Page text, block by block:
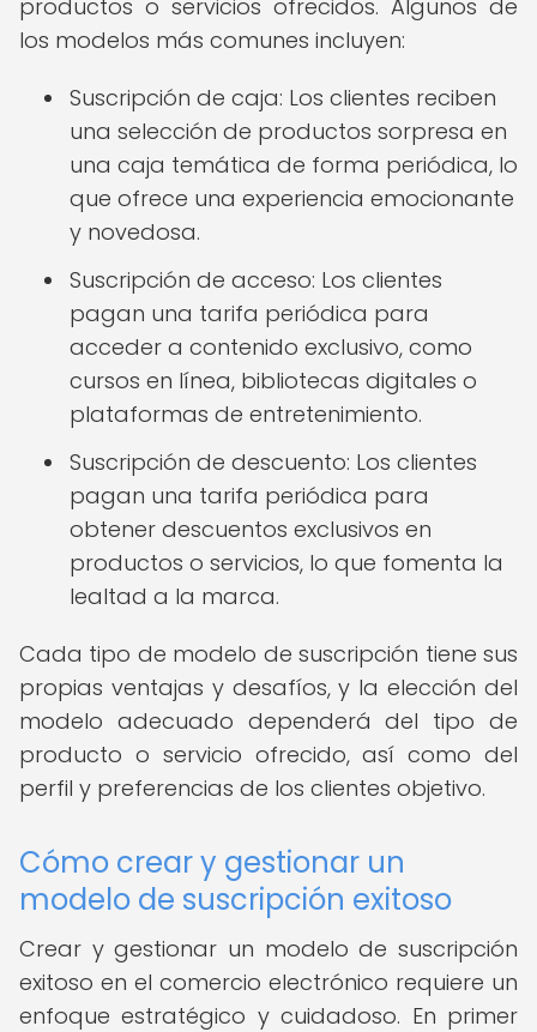
productos o servicios ofrecidos. Algunos de
los modelos más comunes incluyen:
Suscripción de caja: Los clientes reciben
una selección de productos sorpresa en
una caja temática de forma periódica, lo
que ofrece una experiencia emocionante
y novedosa.
Suscripción de acceso: Los clientes
pagan una tarifa periódica para
acceder a contenido exclusivo, como
cursos en línea, bibliotecas digitales o
plataformas de entretenimiento.
Suscripción de descuento: Los clientes
pagan una tarifa periódica para
obtener descuentos exclusivos en
productos o servicios, lo que fomenta la
lealtad a la marca.
Cada tipo de modelo de suscripción tiene sus
propias ventajas y desafíos, y la elección del
modelo adecuado dependerá del tipo de
producto o servicio ofrecido, así como del
perfil y preferencias de los clientes objetivo.
Cómo crear y gestionar un
modelo de suscripción exitoso
Crear y gestionar un modelo de suscripción
exitoso en el comercio electrónico requiere un
enfoque estratégico y cuidadoso. En primer